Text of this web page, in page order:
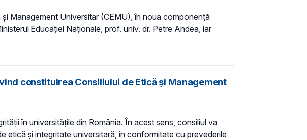
Management Universitar (CEMU), în noua componență
Educației Naționale, prof. univ. dr. Petre Andea, iar
constituirea Consiliului de Etică și Management
în universitățile din România. În acest sens, consiliul va
etică și integritate universitară, în conformitate cu prevederile